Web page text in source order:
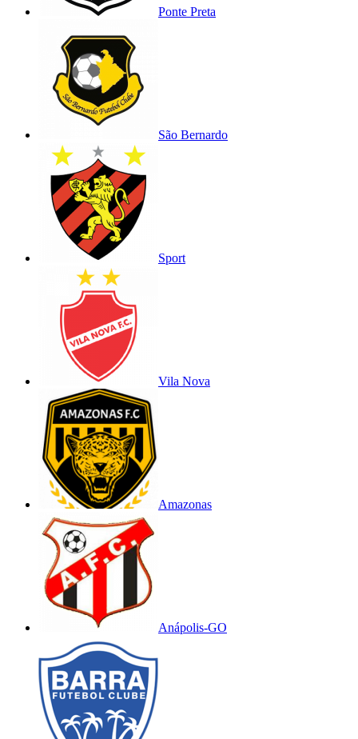
Ponte Preta
São Bernardo
Sport
Vila Nova
Amazonas
Anápolis-GO